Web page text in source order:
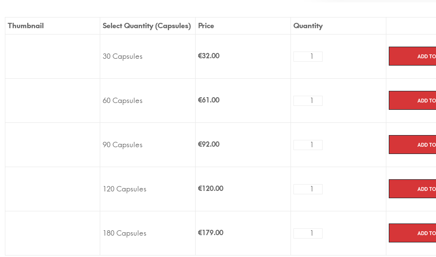
Thumbnail Select Quantity (Capsules) Price Quantity
30 Capsules €32.00 Add
60 Capsules €61.00 Add
90 Capsules €92.00 Add
120 Capsules €120.00 Add
180 Capsules €179.00 Add